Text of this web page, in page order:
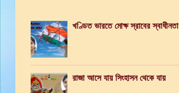
খণ্ডিত ভারতে মোক্ষ স্রাবের স্বাধীনতা
রাজা আসে যায় সিংহাসন থেকে যায়